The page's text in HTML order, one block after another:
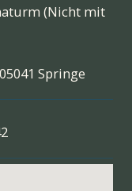
(Nicht mit
Springe